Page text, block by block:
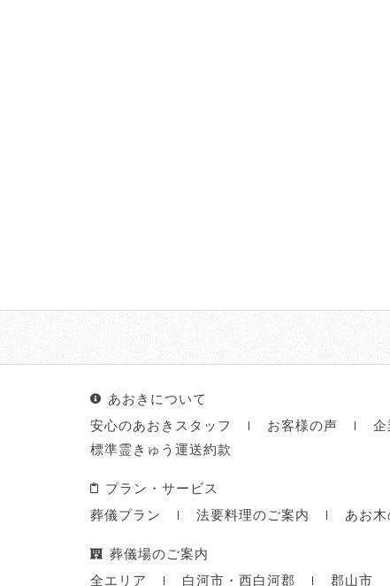
あおきについて
安心のあおきスタッフ
お客様の声 企
標準霊きゅう運送約款
プラン・サービス
葬儀プラン
法要料理のご案内 あお
葬儀場のご案内
全エリア
白河市・西白河郡 郡山市